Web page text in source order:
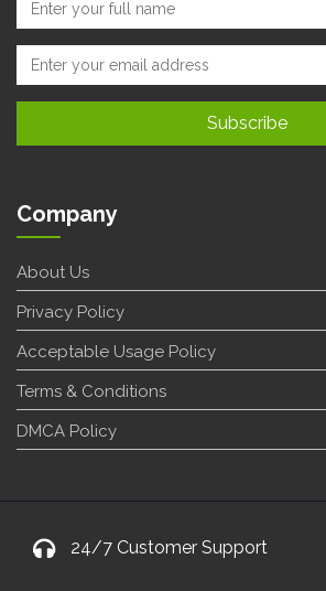
Company
About Us
Privacy Policy
Acceptable Usage Policy
Terms & Conditions
DMCA Policy
24/7 Customer Support